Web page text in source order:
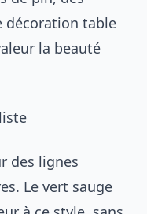
décoration table
la beauté
des lignes
Le vert sauge